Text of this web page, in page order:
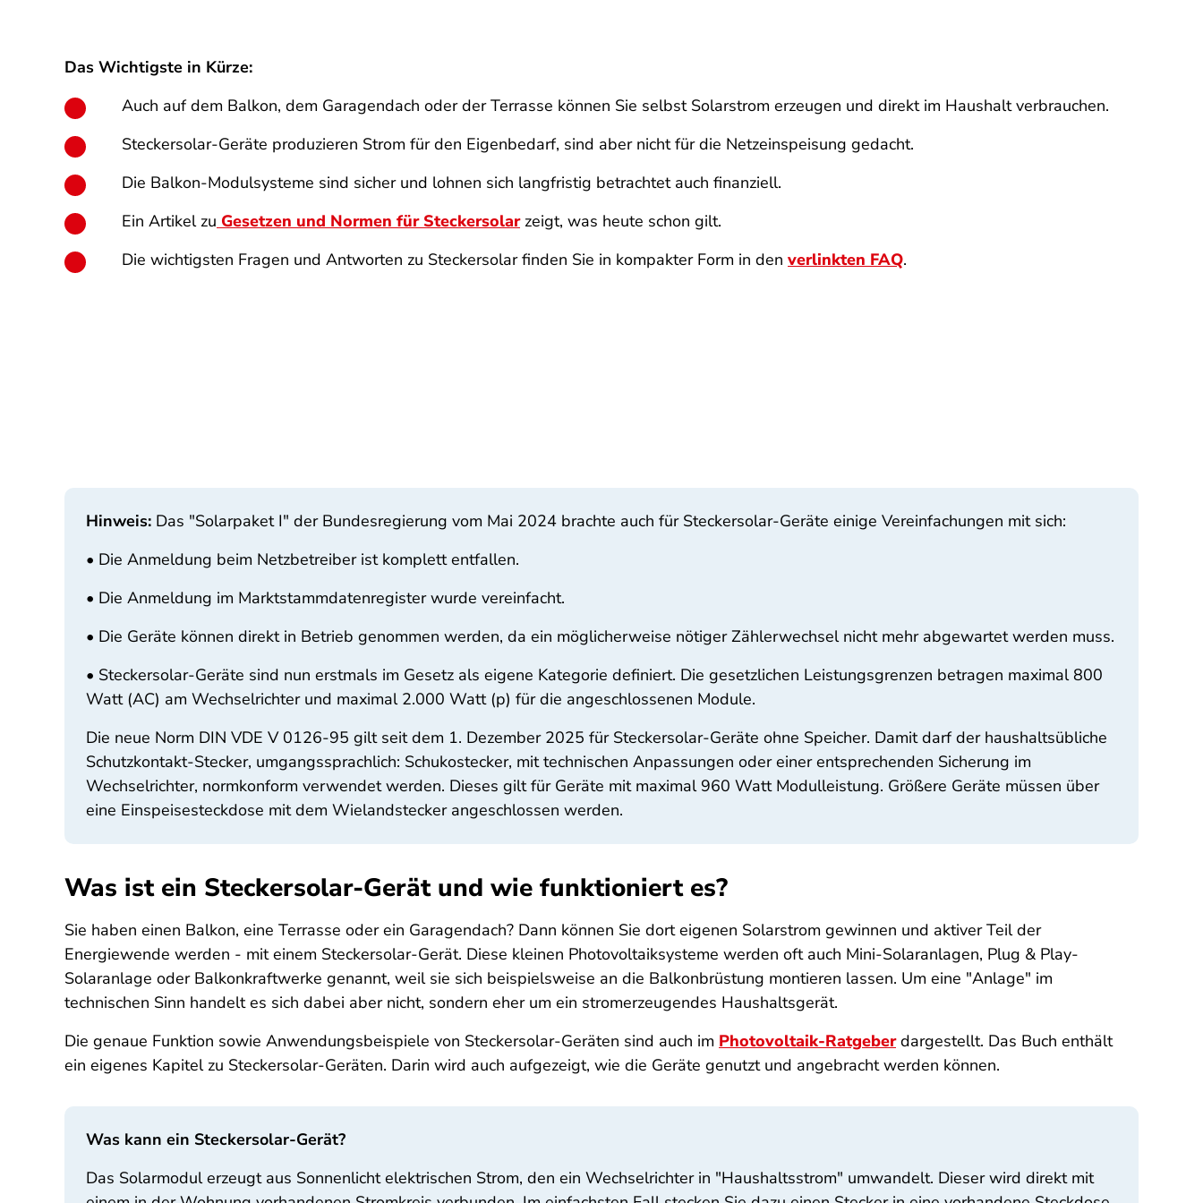
Das Wichtigste in Kürze:
Auch auf dem Balkon, dem Garagendach oder der Terrasse können Sie selbst Solarstrom erzeugen und direkt im Haushalt verbrauchen.
Steckersolar-Geräte produzieren Strom für den Eigenbedarf, sind aber nicht für die Netzeinspeisung gedacht.
Die Balkon-Modulsysteme sind sicher und lohnen sich langfristig betrachtet auch finanziell.
Ein Artikel zu Gesetzen und Normen für Steckersolarzeigt, was heute schon gilt.
Die wichtigsten Fragen und Antworten zu Steckersolar finden Sie in kompakter Form in den verlinkten FAQ.
Hinweis: Das "Solarpaket I" der Bundesregierung vom Mai 2024 brachte auch für Steckersolar-Geräte einige Vereinfachungen mit sich:
• Die Anmeldung beim Netzbetreiber ist komplett entfallen.
• Die Anmeldung im Marktstammdatenregister wurde vereinfacht.
• Die Geräte können direkt in Betrieb genommen werden, da ein möglicherweise nötiger Zählerwechsel nicht mehr abgewartet werden muss.
• Steckersolar-Geräte sind nun erstmals im Gesetz als eigene Kategorie definiert. Die gesetzlichen Leistungsgrenzen betragen maximal 800
Watt (AC) am Wechselrichter und maximal 2.000 Watt (p) für die angeschlossenen Module.
Die neue Norm DIN VDE V 0126-95 gilt seit dem 1. Dezember 2025 für Steckersolar-Geräte ohne Speicher. Damit darf der haushaltsübliche
Schutzkontakt-Stecker, umgangssprachlich: Schukostecker, mit technischen Anpassungen oder einer entsprechenden Sicherung im
Wechselrichter, normkonform verwendet werden. Dieses gilt für Geräte mit maximal 960 Watt Modulleistung. Größere Geräte müssen über
eine Einspeisesteckdose mit dem Wielandstecker angeschlossen werden.
Was ist ein Steckersolar-Gerät und wie funktioniert es?
Sie haben einen Balkon, eine Terrasse oder ein Garagendach? Dann können Sie dort eigenen Solarstrom gewinnen und aktiver Teil der
Energiewende werden - mit einem Steckersolar-Gerät. Diese kleinen Photovoltaiksysteme werden oft auch Mini-Solaranlagen, Plug & Play-
Solaranlage oder Balkonkraftwerke genannt, weil sie sich beispielsweise an die Balkonbrüstung montieren lassen. Um eine "Anlage" im
technischen Sinn handelt es sich dabei aber nicht, sondern eher um ein stromerzeugendes Haushaltsgerät.
Die genaue Funktion sowie Anwendungsbeispiele von Steckersolar-Geräten sind auch im Photovoltaik-Ratgeberdargestellt. Das Buch enthält
ein eigenes Kapitel zu Steckersolar-Geräten. Darin wird auch aufgezeigt, wie die Geräte genutzt und angebracht werden können.
Was kann ein Steckersolar-Gerät?
Das Solarmodul erzeugt aus Sonnenlicht elektrischen Strom, den ein Wechselrichter in "Haushaltsstrom" umwandelt. Dieser wird direkt mit